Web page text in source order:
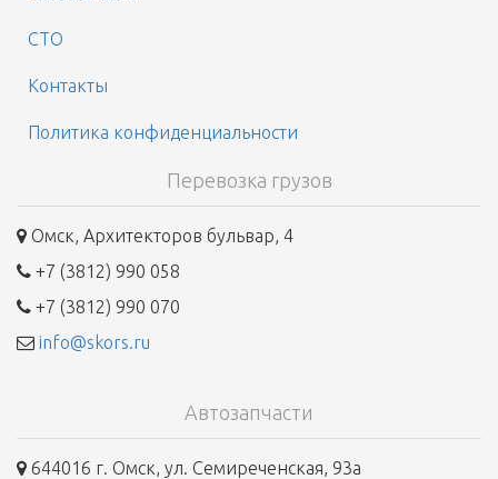
СТО
Контакты
Политика конфиденциальности
Перевозка грузов
Омск, Архитекторов бульвар, 4
+7 (3812) 990 058
+7 (3812) 990 070
info@skors.ru
Автозапчасти
644016 г. Омск, ул. Семиреченская, 93а